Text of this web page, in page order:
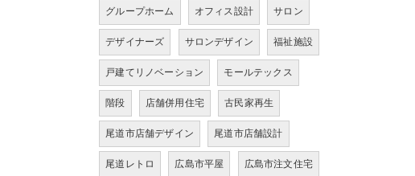
グループホーム オフィス設計 サロン
デザイナーズ サロンデザイン 福祉施設
戸建てリノベーション モールテックス
階段 店舗併用住宅 古民家再生
尾道市店舗デザイン 尾道市店舗設計
尾道レトロ 広島市平屋 広島市注文住宅